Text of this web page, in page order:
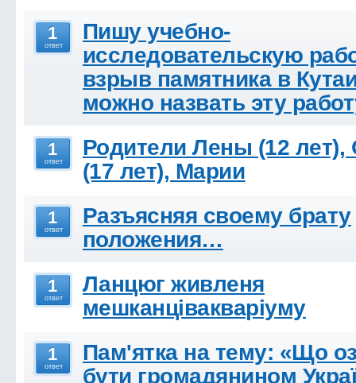
1
ответ
Пишу учебно-
исследовательскую
взрыв памятника в
можно назвать эту
1
ответ
Родители Лены (12 лет),
(17 лет), Марии
1
ответ
Разъясняя своему брату
положения…
1
ответ
Ланцюг живленя
мешканцівакваріуму
1
ответ
Пам'ятка на тему: «Що
бути громадянином